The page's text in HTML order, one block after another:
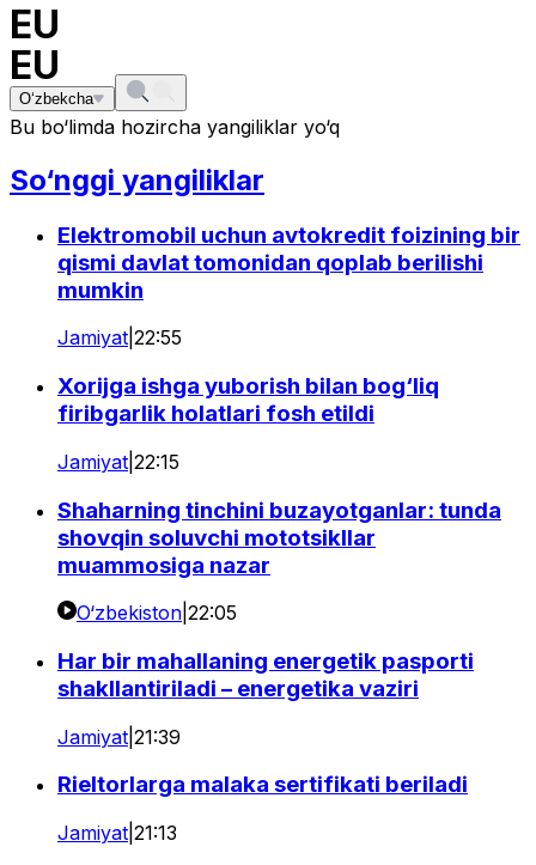
EU
O‘zbekcha
EU
Bu bo‘limda hozircha yangiliklar yo‘q
So‘nggi yangiliklar
Elektromobil uchun avtokredit foizining bir
qismi davlat tomonidan qoplab berilishi
mumkin
Jamiyat 22:55
Xorijga ishga yuborish bilan bog‘liq
firibgarlik holatlari fosh etildi
Jamiyat 22:15
Shaharning tinchini buzayotganlar: tunda
shovqin soluvchi mototsikllar
muammosiga nazar
O‘zbekiston 22:05
Har bir mahallaning energetik pasporti
shakllantiriladi – energetika vaziri
Jamiyat 21:39
Rieltorlarga malaka sertifikati beriladi
Jamiyat 21:13